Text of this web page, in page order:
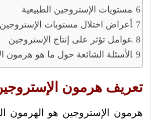
مستويات الإستروجين الطبيعية
أعراض اختلال مستويات الإستروجين
عوامل تؤثر على إنتاج الإستروجين
الأسئلة الشائعة حول ما هو هرمون
تعريف هرمون
هرمون الإستروجين هو الهرمون